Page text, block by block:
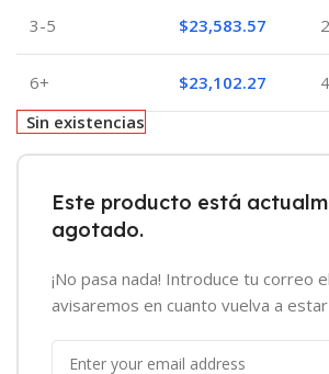
3-5 $23,583.57
6+ $23,102.27
Sin existencias
Este producto está
agotado.
¡No pasa nada! Introduce tu correo
avisaremos en cuanto vuelva a